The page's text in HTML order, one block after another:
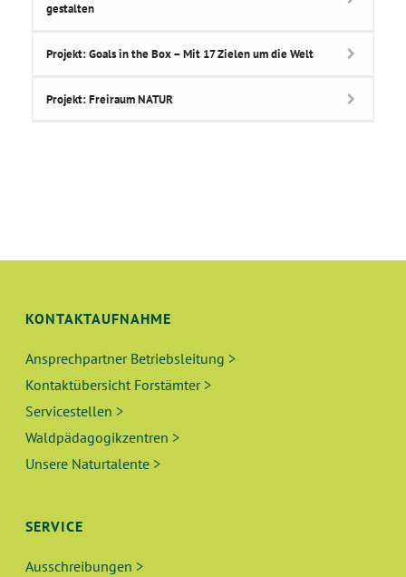
gestalten
Projekt: Goals in the Box – Mit 17 Zielen um die Welt
Projekt: Freiraum NATUR
KONTAKTAUFNAHME
Ansprechpartner Betriebsleitung >
Kontaktübersicht Forstämter >
Servicestellen >
Waldpädagogikzentren >
Unsere Naturtalente >
SERVICE
Ausschreibungen >